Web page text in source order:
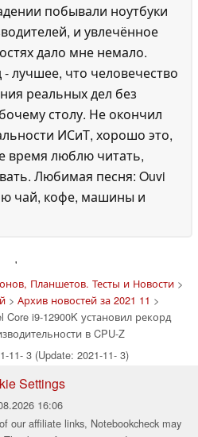
побывали ноутбуки
и увлечённое
дало мне немало.
лучшее, что человечество
реальных дел без
столу. Не окончил
ИСиТ, хорошо это,
время люблю читать,
Любимая песня: Ouvi
чай, кофе, машины и
'
Планшетов. Тесты и Новости>
> Архив новостей за 2021 11 >
i9-12900K установил рекорд
в CPU-Z
11- 3 (Update: 2021-11- 3)
Settings
16:06
our affiliate links, Notebookcheck may